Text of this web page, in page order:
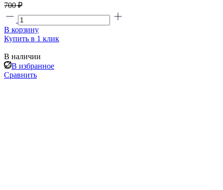
700 ₽
В корзину
Купить в 1 клик
В наличии
В избранное
Сравнить